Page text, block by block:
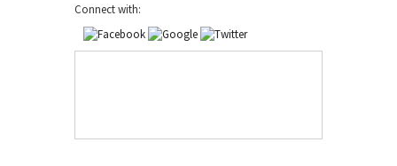
Connect with: